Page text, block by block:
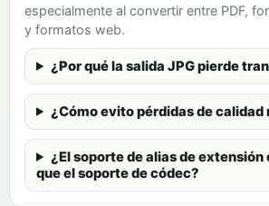
especialmente al convertir entre PDF,
y formatos web.
¿Por qué la salida JPG pierde
¿Cómo evito pérdidas de calidad
¿El soporte de alias de extensión
que el soporte de códec?